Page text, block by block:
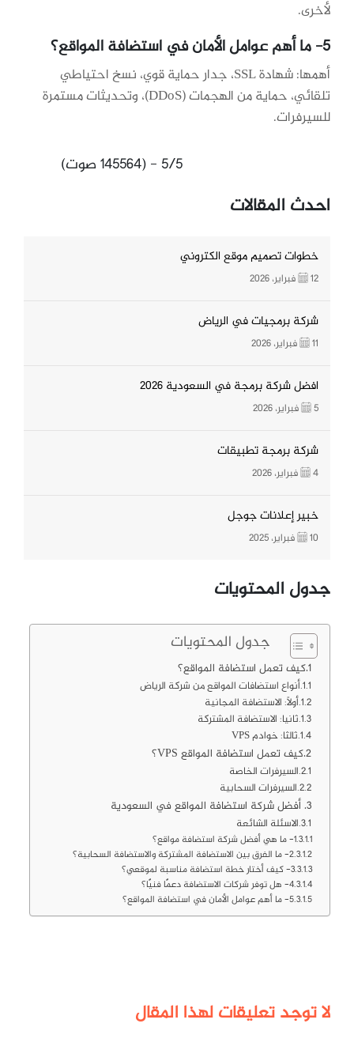
لأخرى.
5- ما أهم عوامل الأمان في استضافة المواقع؟
أهمها: شهادة SSL، جدار حماية قوي، نسخ احتياطي
تلقائي، حماية من الهجمات (DDoS)، وتحديثات مستمرة
للسيرفرات.
5/5 - (145564 صوت)
احدث المقالات
خطوات تصميم موقع الكتروني
12 فبراير، 2026
شركة برمجيات في الرياض
11 فبراير، 2026
افضل شركة برمجة في السعودية 2026
5 فبراير، 2026
شركة برمجة تطبيقات
4 فبراير، 2026
خبير إعلانات جوجل
10 فبراير، 2025
جدول المحتويات
جدول المحتويات
كيف تعمل استضافة المواقع؟
أنواع استضافات المواقع من شركة الرياض
أولًا: الاستضافة المجانية
ثانيا: الاستضافة المشتركة
ثالثا: خوادم VPS
كيف تعمل استضافة المواقع VPS؟
السيرفرات الخاصة
السيرفرات السحابية
أفضل شركة استضافة المواقع في السعودية
الاسئلة الشائعة
1- ما هي أفضل شركة استضافة مواقع؟
2- ما الفرق بين الاستضافة المشتركة والاستضافة السحابية؟
3- كيف أختار خطة استضافة مناسبة لموقعي؟
4- هل توفر شركات الاستضافة دعمًا فنيًا؟
5- ما أهم عوامل الأمان في استضافة المواقع؟
لا توجد تعليقات لهذا المقال